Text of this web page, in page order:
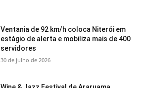
Ventania de 92 km/h coloca Niterói em
estágio de alerta e mobiliza mais de 400
servidores
30 de julho de 2026